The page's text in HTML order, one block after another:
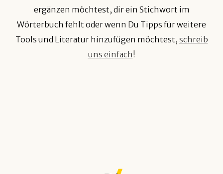
ergänzen möchtest, dir ein Stichwort im
Wörterbuch fehlt oder wenn Du Tipps für weitere
Tools und Literatur hinzufügen möchtest, schreib
uns einfach!